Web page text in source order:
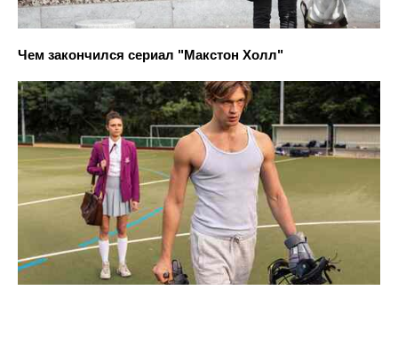
Чем закончился сериал "Макстон Холл"